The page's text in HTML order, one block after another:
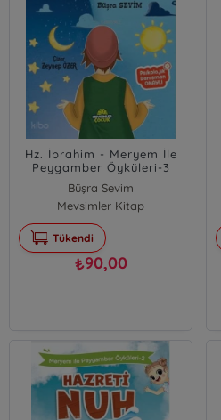
Hz. İbrahim - Meryem İle
Peygamber Öyküleri-3
Büşra Sevim
Mevsimler Kitap
Tükendi
₺90,00